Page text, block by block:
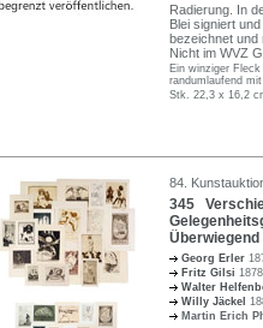
Radierung. In
Blei signiert
bezeichnet und
Nicht im WVZ
Ein winziger
randumlaufend
Stk. 22,3 x 16,2
84.
345
Georg Erler
Fritz Gilsi
Walter
Willy Jäckel
Martin Erich